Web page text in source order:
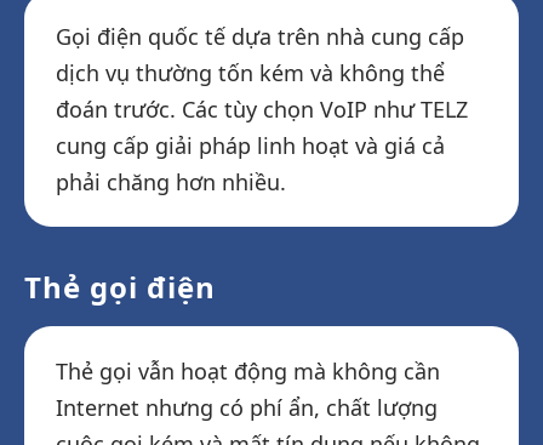
Gọi điện quốc tế dựa trên nhà cung cấp
dịch vụ thường tốn kém và không thể
đoán trước. Các tùy chọn VoIP như TELZ
cung cấp giải pháp linh hoạt và giá cả
phải chăng hơn nhiều.
Thẻ gọi điện
Thẻ gọi vẫn hoạt động mà không cần
Internet nhưng có phí ẩn, chất lượng